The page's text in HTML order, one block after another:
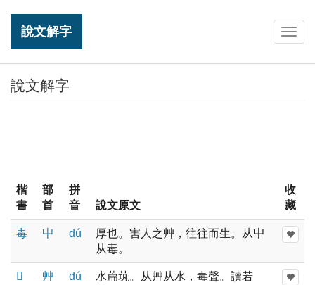
說文解字
說文解字
楷
書
部
首
拼
音
說文原文
收
藏
毒 屮 dú
厚也。害人之艸，往往而生。从屮
从毒。
𦺇 艸 dú
水萹茿。从艸从水，毒聲。讀若